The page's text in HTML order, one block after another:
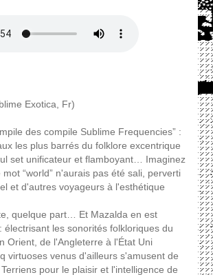
Exotica, Fr)
des compile Sublime Frequencies” :
les plus barrés du folklore excentrique
set unificateur et flamboyant… Imaginez
“world” n'aurais pas été sali, perverti
et d'autres voyageurs à l'esthétique
quelque part… Et Mazalda en est
électrisant les sonorités folkloriques du
Orient, de l'Angleterre à l'État Uni
virtuoses venus d'ailleurs s'amusent de
pour le plaisir et l'intelligence de